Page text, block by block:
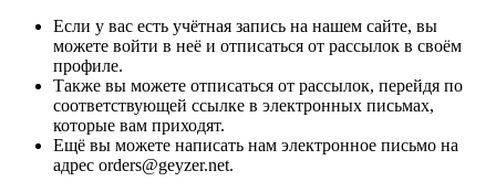
Если у вас есть учётная запись на нашем сайте, вы
можете войти в неё и отписаться от рассылок в своём
профиле.
Также вы можете отписаться от рассылок, перейдя по
соответствующей ссылке в электронных письмах,
которые вам приходят.
Ещё вы можете написать нам электронное письмо на
адрес orders@geyzer.net.